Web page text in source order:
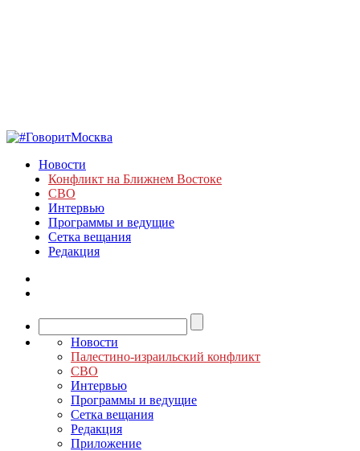
Новости
Конфликт на Ближнем Востоке
СВО
Интервью
Программы и ведущие
Сетка вещания
Редакция
Новости
Палестино-израильский конфликт
СВО
Интервью
Программы и ведущие
Сетка вещания
Редакция
Приложение